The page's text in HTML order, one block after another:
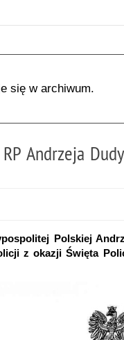
się w archiwum.
Andrzeja
Polskiej
z okazji Święta